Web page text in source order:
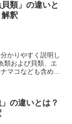
貝類」の違いと
解釈
かりやすく説明し
類および貝類、エ
マコなども含めた
」の違いとは？